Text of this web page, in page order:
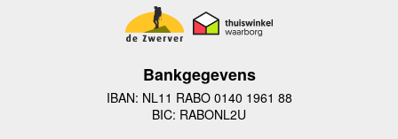
Bankgegevens
IBAN: NL11 RABO 0140 1961 88
BIC: RABONL2U